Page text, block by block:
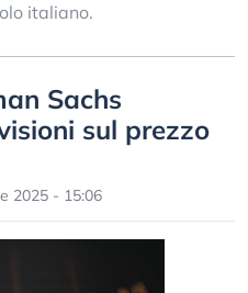
italiano.
Sachs
sul prezzo
2025 - 15:06